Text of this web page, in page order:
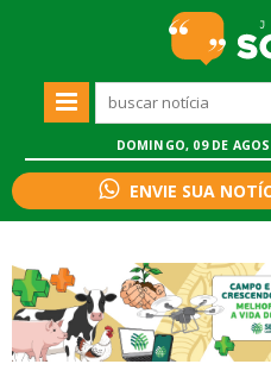
DOMINGO, 09 DE
ENVIE SUA